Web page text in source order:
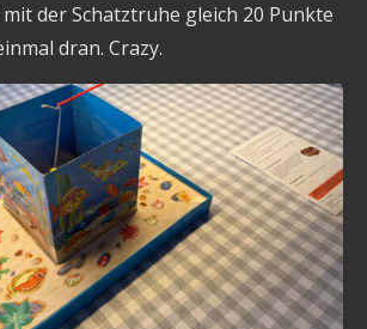
der Schatztruhe gleich 20 Punkte
dran. Crazy.